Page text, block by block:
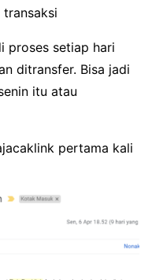
proses setiap hari
ditransfer. Bisa jadi
itu atau
pertama kali